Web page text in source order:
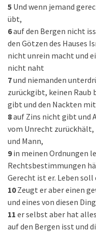
5 Und wenn jemand
übt,
6auf den Bergen nicht
den Götzen des Hauses
nicht unrein macht und
nicht naht
7und niemanden
zurückgibt, keinen Raub
gibt und den Nackten
8auf Zins nicht gibt und
vom Unrecht zurückhält,
und Mann,
9 in meinen Ordnungen
Rechtsbestimmungen
Gerecht ist er. Leben soll
10 Zeugt er aber einen
und eines von diesen
11 er selbst aber hat
auf den Bergen isst und